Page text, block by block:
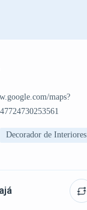
maps?
Decorador de Interiores